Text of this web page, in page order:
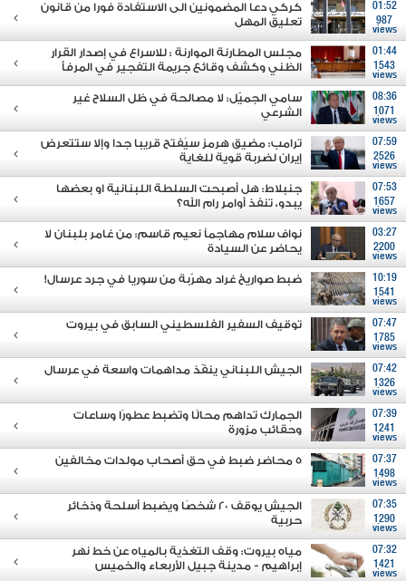
01:52
987
views
كركي دعا المضمونين الى الاستفادة فورا من قانون
تعليق المهل
01:44
1543
views
مجلس المطارنة الموارنة : للاسراع في إصدار القرار
الظني وكشف وقائع جريمة التفجير في المرفأ
08:36
1071
views
سامي الجميّل: لا مصالحة في ظل السلاح غير
الشرعي
07:59
2526
views
ترامب: مضيق هرمز سيُفتح قريبا جدا وإلا ستتعرض
إيران لضربة قوية للغاية
07:53
1657
views
جنبلاط: هل أصبحت السلطة اللبنانية او بعضها
يبدو، تنفذ أوامر رام الله؟
03:27
2200
views
نواف سلام مهاجماً نعيم قاسم: من غامر بلبنان لا
يحاضر عن السيادة
10:19
1541
views
ضبط صواريخ غراد مهرّبة من سوريا في جرد عرسال!
07:47
1785
views
توقيف السفير الفلسطيني السابق في بيروت
07:42
1326
views
الجيش اللبناني ينفّذ مداهمات واسعة في عرسال
07:39
1241
views
الجمارك تداهم محالًا وتضبط عطورًا وساعات
وحقائب مزورة
07:37
1498
views
5 محاضر ضبط في حق أصحاب مولدات مخالفين
07:35
1290
views
الجيش يوقف 20 شخصًا ويضبط أسلحة وذخائر
حربية
07:32
1421
views
مياه بيروت: وقف التغذية بالمياه عن خط نهر
إبراهيم - مدينة جبيل الأربعاء والخميس